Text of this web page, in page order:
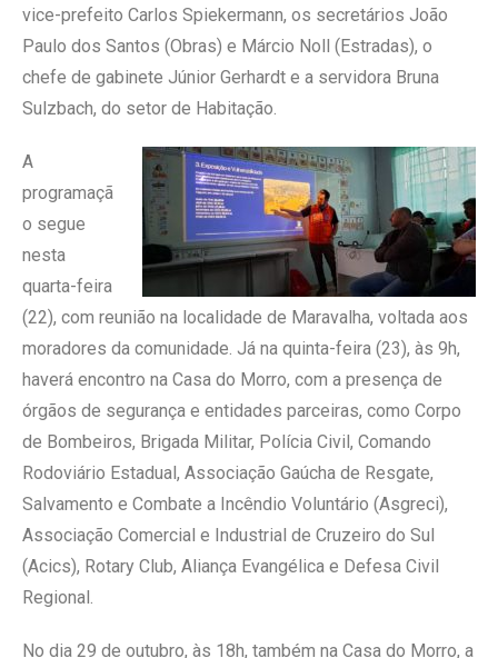
vice-prefeito Carlos Spiekermann, os secretários João
Paulo dos Santos (Obras) e Márcio Noll (Estradas), o
chefe de gabinete Júnior Gerhardt e a servidora Bruna
Sulzbach, do setor de Habitação.
A
programaçã
o segue
nesta
quarta-feira
(22), com reunião na localidade de Maravalha, voltada aos
moradores da comunidade. Já na quinta-feira (23), às 9h,
haverá encontro na Casa do Morro, com a presença de
órgãos de segurança e entidades parceiras, como Corpo
de Bombeiros, Brigada Militar, Polícia Civil, Comando
Rodoviário Estadual, Associação Gaúcha de Resgate,
Salvamento e Combate a Incêndio Voluntário (Asgreci),
Associação Comercial e Industrial de Cruzeiro do Sul
(Acics), Rotary Club, Aliança Evangélica e Defesa Civil
Regional.
No dia 29 de outubro, às 18h, também na Casa do Morro, a